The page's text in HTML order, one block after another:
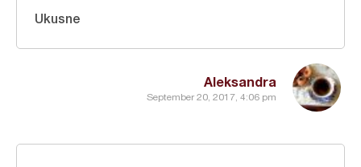
Aleksandra
September 20, 2017, 4:06 pm
Ukusne